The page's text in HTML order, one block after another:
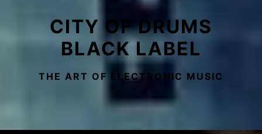
CITY OF DRUMS
BLACK LABEL
THE ART OF ELECTRONIC MUSIC